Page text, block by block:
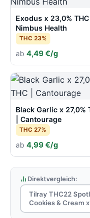
Exodus x 23,0% THC |
Nimbus Health
THC 23%
ab 4,49 €/g
Black Garlic x 27,0%
| Cantourage
THC 27%
ab 4,99 €/g
Direktvergleich:
Tilray THC22
Cookies & Cream